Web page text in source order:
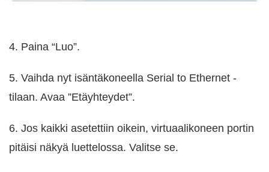
4. Paina “Luo”.
5. Vaihda nyt isäntäkoneella Serial to Ethernet -
tilaan. Avaa ”Etäyhteydet”.
6. Jos kaikki asetettiin oikein, virtuaalikoneen portin
pitäisi näkyä luettelossa. Valitse se.